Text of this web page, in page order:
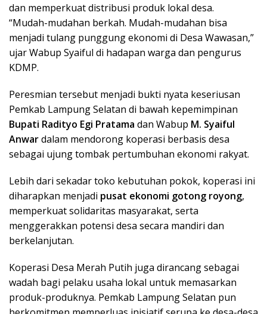
dan memperkuat distribusi produk lokal desa.
“Mudah-mudahan berkah. Mudah-mudahan bisa
menjadi tulang punggung ekonomi di Desa Wawasan,”
ujar Wabup Syaiful di hadapan warga dan pengurus
KDMP.
Peresmian tersebut menjadi bukti nyata keseriusan
Pemkab Lampung Selatan di bawah kepemimpinan
Bupati Radityo Egi Pratama dan Wabup M. Syaiful
Anwardalam mendorong koperasi berbasis desa
sebagai ujung tombak pertumbuhan ekonomi rakyat.
Lebih dari sekadar toko kebutuhan pokok, koperasi ini
diharapkan menjadi pusat ekonomi gotong royong,
memperkuat solidaritas masyarakat, serta
menggerakkan potensi desa secara mandiri dan
berkelanjutan.
Koperasi Desa Merah Putih juga dirancang sebagai
wadah bagi pelaku usaha lokal untuk memasarkan
produk-produknya. Pemkab Lampung Selatan pun